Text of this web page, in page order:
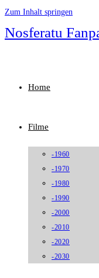
Zum Inhalt springen
Nosferatu
Home
Filme
-1960
-1970
-1980
-1990
-2000
-2010
-2020
-2030